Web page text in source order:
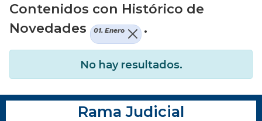
Contenidos con Histórico de
Novedades
01. Enero .
No hay resultados.
Rama Judicial